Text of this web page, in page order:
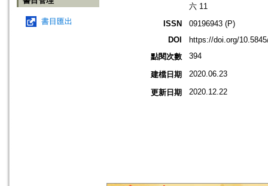
書目匯出
六 11
ISSN
09196943 (P)
DOI
https://doi.org/
點閱次數
394
建檔日期 2020.06.23
更新日期 2020.12.22